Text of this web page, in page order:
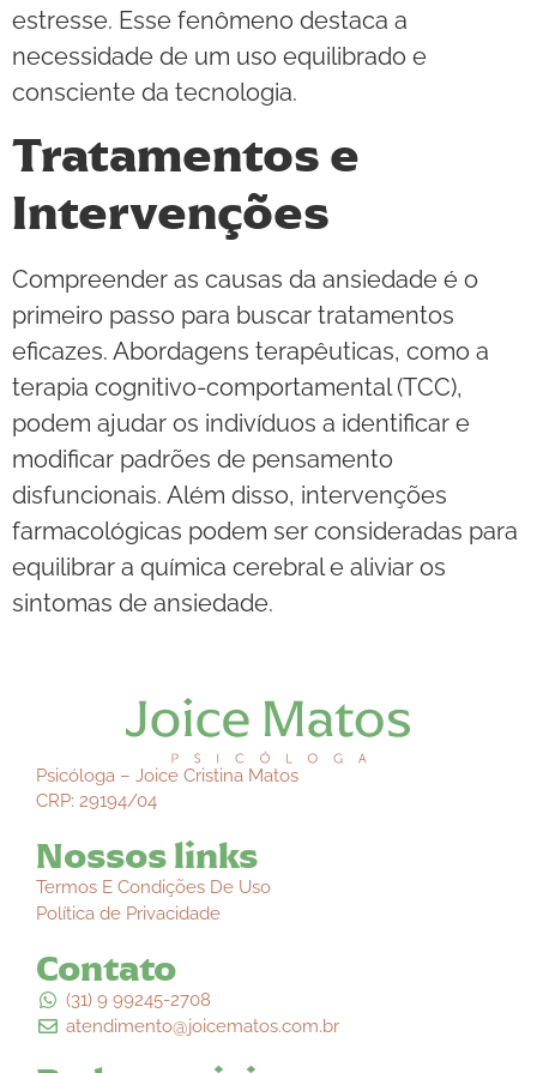
estresse. Esse fenômeno destaca a
necessidade de um uso equilibrado e
consciente da tecnologia.
Tratamentos e
Intervenções
Compreender as causas da ansiedade é o
primeiro passo para buscar tratamentos
eficazes. Abordagens terapêuticas, como a
terapia cognitivo-comportamental (TCC),
podem ajudar os indivíduos a identificar e
modificar padrões de pensamento
disfuncionais. Além disso, intervenções
farmacológicas podem ser consideradas para
equilibrar a química cerebral e aliviar os
sintomas de ansiedade.
Psicóloga – Joice Cristina Matos
CRP: 29194/04
Nossos links
Termos E Condições De Uso
Política de Privacidade
Contato
(31) 9 99245-2708
atendimento@joicematos.com.br